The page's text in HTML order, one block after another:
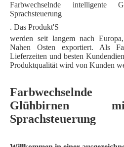
Farbwechselnde intelligente
Sprachsteuerung
. Das Produkt'S
werden seit langem nach
Nahen Osten exportiert. Als
Lieferzeiten und besten
Produktqualität wird von Kunden
Glühbirnen
Sprachsteuerung